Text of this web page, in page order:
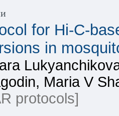
for Hi-C-
in
Maria V
protocols]